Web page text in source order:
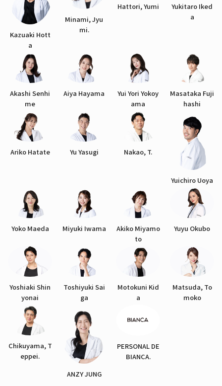
Kazuaki Hott
a
Minami, Jyu
mi.
Hattori, Yumi
Yukitaro Iked
a
Akashi Senhi
me
Aiya Hayama
Yui Yori Yokoy
ama
Masataka Fuji
hashi
Ariko Hatate Yu Yasugi Nakao, T.
Yuichiro Uoya
Yoko Maeda Miyuki Iwama
Akiko Miyamo
to
Yuyu Okubo
Yoshiaki Shin
yonai
Toshiyuki Sai
ga
Motokuni Kid
a
Matsuda, To
moko
Chikuyama, T
eppei.
ANZY JUNG
PERSONAL DE
BIANCA.